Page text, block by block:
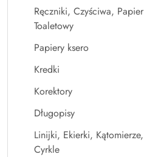
Ręczniki, Czyściwa, Papier
Toaletowy
Papiery ksero
Kredki
Korektory
Długopisy
Linijki, Ekierki, Kątomierze,
Cyrkle